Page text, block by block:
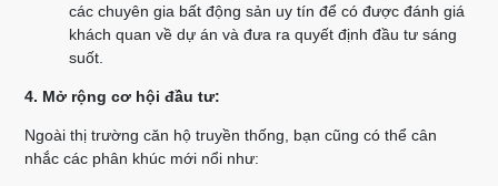
các chuyên gia bất động sản uy tín để có được đánh giá
khách quan về dự án và đưa ra quyết định đầu tư sáng
suốt.
4. Mở rộng cơ hội đầu tư:
Ngoài thị trường căn hộ truyền thống, bạn cũng có thể cân
nhắc các phân khúc mới nổi như: